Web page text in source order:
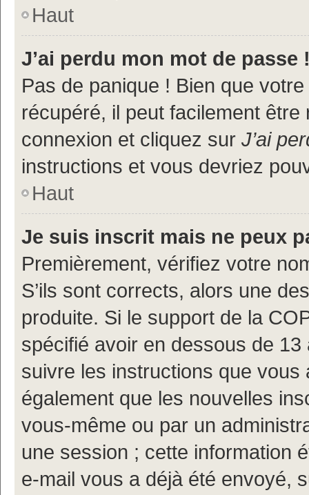
Haut
J’ai perdu mon mot de passe
Pas de panique ! Bien que
récupéré, il peut facilement
connexion et cliquez sur J’ai
instructions et vous devriez
Haut
Je suis inscrit mais ne peux
Premièrement, vérifiez votre
S’ils sont corrects, alors une
produite. Si le support de la
spécifié avoir en dessous de
suivre les instructions que
également que les nouvelles
vous-même ou par un
une session ; cette information
e-mail vous a déjà été envoyé,